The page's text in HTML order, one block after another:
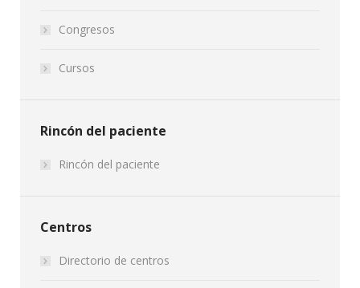
Congresos
Cursos
Rincón del paciente
Rincón del paciente
Centros
Directorio de centros